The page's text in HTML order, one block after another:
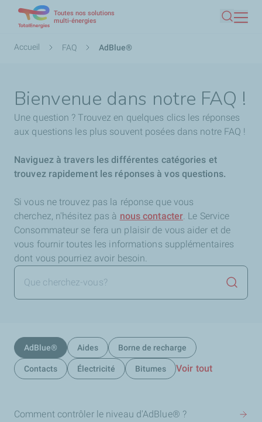
contenu
Toutes nos solutions
multi-énergies
Fil
Accueil FAQ AdBlue®
Bienvenue dans notre FAQ !
Une question ? Trouvez en quelques clics les réponses
aux questions les plus souvent posées dans notre FAQ !
Naviguez à travers les différentes catégories et
trouvez rapidement les réponses à vos questions.
Si vous ne trouvez pas la réponse que vous
cherchez, n'hésitez pas à nous contacter. Le Service
Consommateur se fera un plaisir de vous aider et de
vous fournir toutes les informations supplémentaires
dont vous pourriez avoir besoin.
AdBlue® Aides Borne de recharge
Contacts Électricité Bitumes Voir tout
Comment contrôler le niveau d'AdBlue® ?